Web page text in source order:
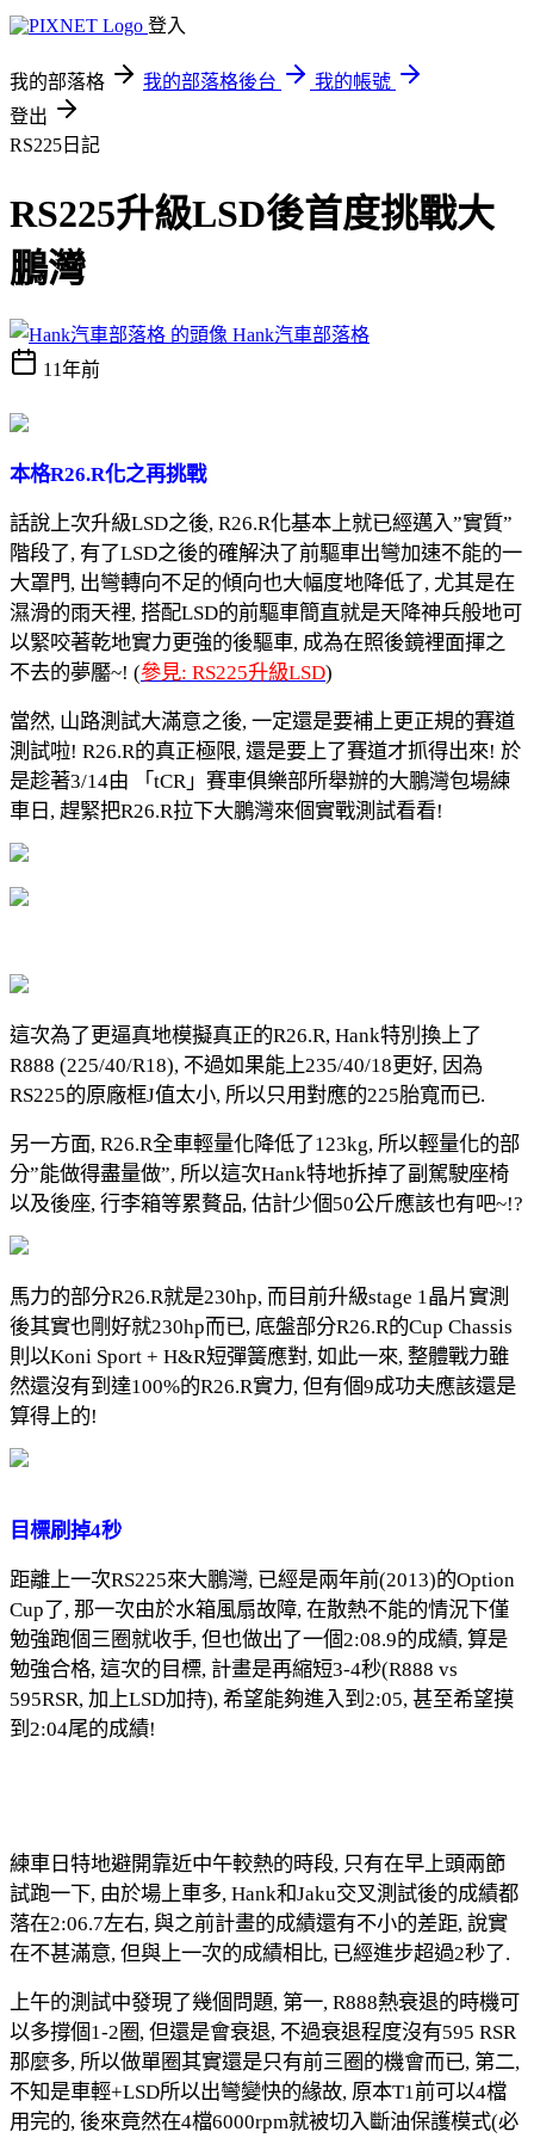
登入
我的部落格 我的部落格後台
我的帳號
登出
RS225日記
RS225升級LSD後首度挑戰大
鵬灣
Hank汽車部落格
11年前
本格R26.R化之再挑戰
話說上次升級LSD之後, R26.R化基本上就已經邁入”實質”
階段了, 有了LSD之後的確解決了前驅車出彎加速不能的一
大罩門, 出彎轉向不足的傾向也大幅度地降低了, 尤其是在
濕滑的雨天裡, 搭配LSD的前驅車簡直就是天降神兵般地可
以緊咬著乾地實力更強的後驅車, 成為在照後鏡裡面揮之
不去的夢靨~! (參見: RS225升級LSD)
當然, 山路測試大滿意之後, 一定還是要補上更正規的賽道
測試啦! R26.R的真正極限, 還是要上了賽道才抓得出來! 於
是趁著3/14由 「tCR」賽車俱樂部所舉辦的大鵬灣包場練
車日, 趕緊把R26.R拉下大鵬灣來個實戰測試看看!
這次為了更逼真地模擬真正的R26.R, Hank特別換上了
R888 (225/40/R18), 不過如果能上235/40/18更好, 因為
RS225的原廠框J值太小, 所以只用對應的225胎寬而已.
另一方面, R26.R全車輕量化降低了123kg, 所以輕量化的部
分”能做得盡量做”, 所以這次Hank特地拆掉了副駕駛座椅
以及後座, 行李箱等累贅品, 估計少個50公斤應該也有吧~!?
馬力的部分R26.R就是230hp, 而目前升級stage 1晶片實測
後其實也剛好就230hp而已, 底盤部分R26.R的Cup Chassis
則以Koni Sport + H&R短彈簧應對, 如此一來, 整體戰力雖
然還沒有到達100%的R26.R實力, 但有個9成功夫應該還是
算得上的!
目標刷掉4秒
距離上一次RS225來大鵬灣, 已經是兩年前(2013)的Option
Cup了, 那一次由於水箱風扇故障, 在散熱不能的情況下僅
勉強跑個三圈就收手, 但也做出了一個2:08.9的成績, 算是
勉強合格, 這次的目標, 計畫是再縮短3-4秒(R888 vs
595RSR, 加上LSD加持), 希望能夠進入到2:05, 甚至希望摸
到2:04尾的成績!
練車日特地避開靠近中午較熱的時段, 只有在早上頭兩節
試跑一下, 由於場上車多, Hank和Jaku交叉測試後的成績都
落在2:06.7左右, 與之前計畫的成績還有不小的差距, 說實
在不甚滿意, 但與上一次的成績相比, 已經進步超過2秒了.
上午的測試中發現了幾個問題, 第一, R888熱衰退的時機可
以多撐個1-2圈, 但還是會衰退, 不過衰退程度沒有595 RSR
那麼多, 所以做單圈其實還是只有前三圈的機會而已, 第二,
不知是車輕+LSD所以出彎變快的緣故, 原本T1前可以4檔
用完的, 後來竟然在4檔6000rpm就被切入斷油保護模式(必